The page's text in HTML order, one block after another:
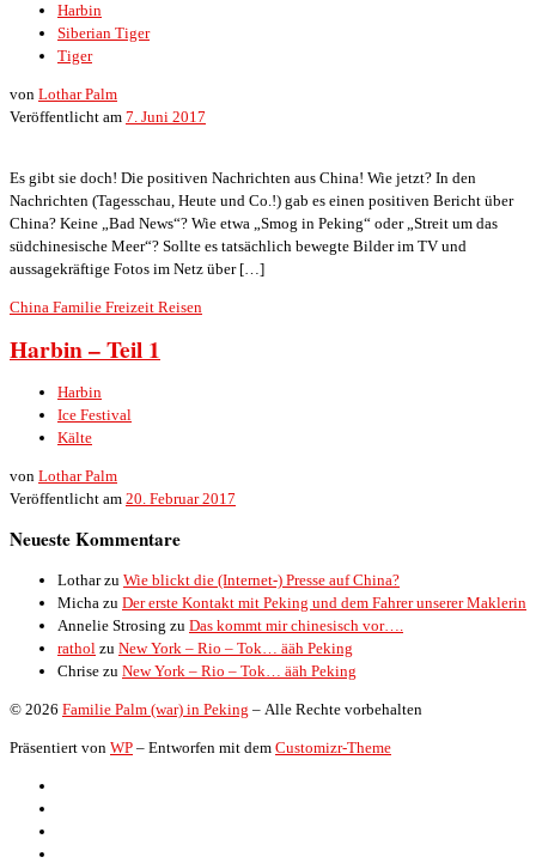
Harbin
Siberian Tiger
Tiger
von Lothar Palm
Veröffentlicht am 7. Juni 2017
Es gibt sie doch! Die positiven Nachrichten aus China! Wie jetzt? In den
Nachrichten (Tagesschau, Heute und Co.!) gab es einen positiven Bericht über
China? Keine „Bad News“? Wie etwa „Smog in Peking“ oder „Streit um das
südchinesische Meer“? Sollte es tatsächlich bewegte Bilder im TV und
aussagekräftige Fotos im Netz über […]
China Familie Freizeit Reisen
Harbin – Teil 1
Harbin
Ice Festival
Kälte
von Lothar Palm
Veröffentlicht am 20. Februar 2017
Neueste Kommentare
Lotharzu Wie blickt die (Internet-) Presse auf China?
Micha zu Der erste Kontakt mit Peking und dem Fahrer unserer Maklerin
Annelie Strosing zu Das kommt mir chinesisch vor….
rathol zu New York – Rio – Tok… ääh Peking
Chrise zu New York – Rio – Tok… ääh Peking
© 2026 Familie Palm (war) in Peking – Alle Rechte vorbehalten
Präsentiert von WP – Entworfen mit dem Customizr-Theme